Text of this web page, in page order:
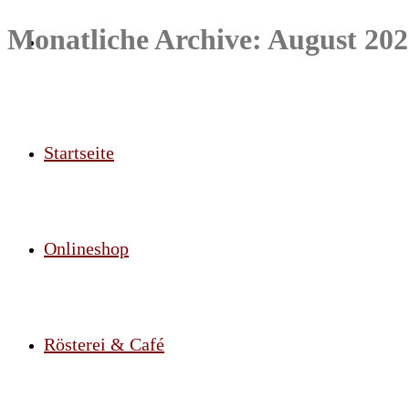
Startseite
Onlineshop
Rösterei & Café
Monatliche Archive: August